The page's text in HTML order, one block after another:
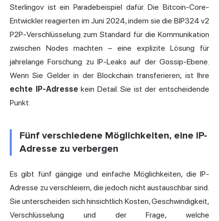
Sterlingov ist ein Paradebeispiel dafür. Die Bitcoin-Core-
Entwickler reagierten im Juni 2024, indem sie die BIP324 v2
P2P-Verschlüsselung zum Standard für die Kommunikation
zwischen Nodes machten – eine explizite Lösung für
jahrelange Forschung zu IP-Leaks auf der Gossip-Ebene.
Wenn Sie Gelder in der Blockchain transferieren, ist Ihre
echte IP-Adresse kein Detail. Sie ist der entscheidende
Punkt.
Fünf verschiedene Möglichkeiten, eine IP-
Adresse zu verbergen
Es gibt fünf gängige und einfache Möglichkeiten, die IP-
Adresse zu verschleiern, die jedoch nicht austauschbar sind.
Sie unterscheiden sich hinsichtlich Kosten, Geschwindigkeit,
Verschlüsselung und der Frage, welche